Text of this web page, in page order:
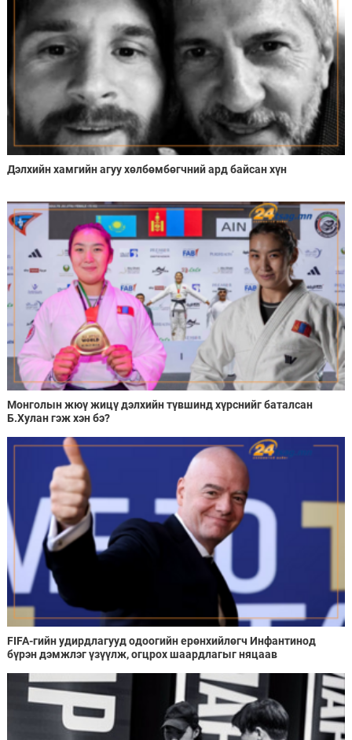
Дэлхийн хамгийн агуу хөлбөмбөгчний ард байсан хүн
Монголын жюү жицү дэлхийн түвшинд хүрснийг баталсан
Б.Хулан гэж хэн бэ?
FIFA-гийн удирдлагууд одоогийн ерөнхийлөгч Инфантинод
бүрэн дэмжлэг үзүүлж, огцрох шаардлагыг няцаав